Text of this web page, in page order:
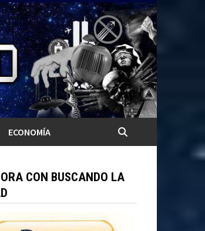
ECONOMÍA
CON BUSCANDO LA